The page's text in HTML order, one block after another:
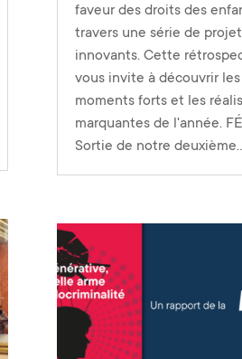
faveur des droits des
travers une série de
innovants. Cette
vous invite à découvrir les
moments forts et les
marquantes de l'année.
Sortie de notre